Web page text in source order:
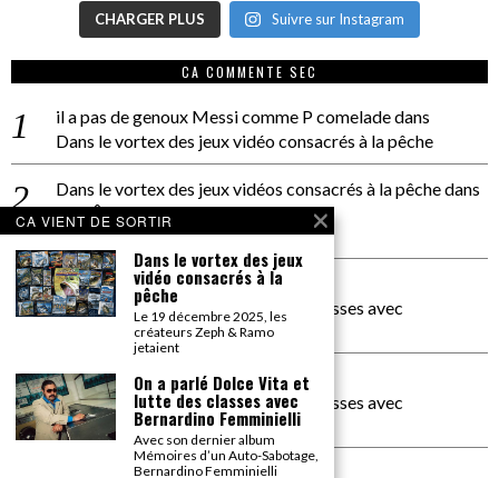
CHARGER PLUS Suivre sur Instagram
CA COMMENTE SEC
il a pas de genoux Messi comme P comeladedans
Dans le vortex des jeux vidéo consacrés à la pêche
Dans le vortex des jeux vidéos consacrés à la pêchedans
PACÔME THIELLEMENT
La séance d’Hip Gnose
La Patrie
dans
On a parlé Dolce Vita et lutte des classes avec
Bernardino Femminielli
carte noire negra à l'o tiededans
On a parlé Dolce Vita et lutte des classes avec
Bernardino Femminielli
moise et son mascarédans
CA VIENT DE SORTIR
Dans le vortex des jeux
vidéo consacrés à la
pêche
Le 19 décembre 2025, les
créateurs Zeph & Ramo
jetaient
On a parlé Dolce Vita et
lutte des classes avec
Bernardino Femminielli
Avec son dernier album
Mémoires d’un Auto-Sabotage,
Bernardino Femminielli